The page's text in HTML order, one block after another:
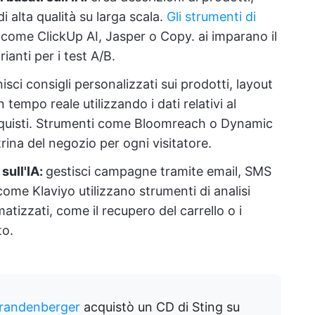
alta qualità su larga scala. Gli strumenti di
ClickUp AI, Jasper o Copy. ai imparano il
per i test A/B.
consigli personalizzati sui prodotti, layout
tempo reale utilizzando i dati relativi al
Strumenti come Bloomreach o Dynamic
del negozio per ogni visitatore.
gestisci campagne tramite email, SMS
Klaviyo utilizzano strumenti di analisi
come il recupero del carrello o i
acquistò un CD di Sting su